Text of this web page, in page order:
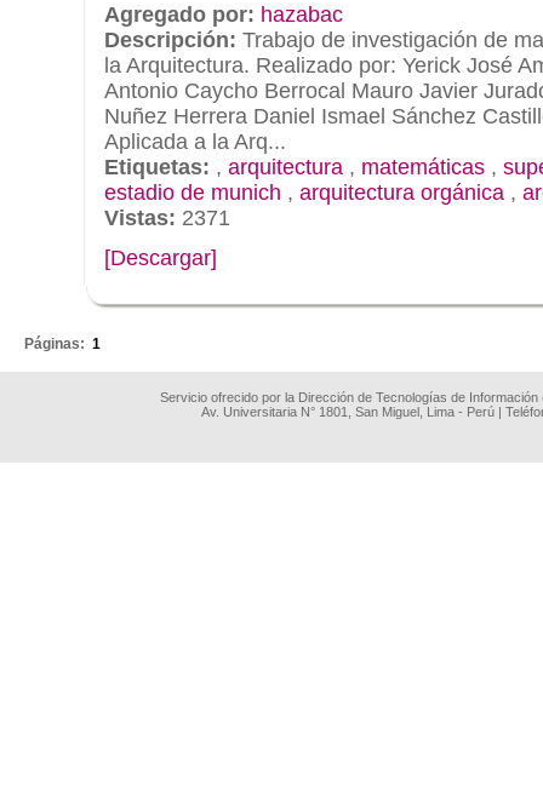
Agregado por: hazabac
Descripción: Trabajo de investigación de
la Arquitectura. Realizado por: Yerick José
Antonio Caycho Berrocal Mauro Javier
Nuñez Herrera Daniel Ismael Sánchez
Aplicada a la Arq...
Etiquetas: , arquitectura , matemáticas ,
estadio de munich , arquitectura orgánica ,
Vistas: 2371
[Descargar]
Páginas: 1
Servicio ofrecido por la Dirección de Tecnologías de
Av. Universitaria N° 1801, San Miguel, Lima - Perú |